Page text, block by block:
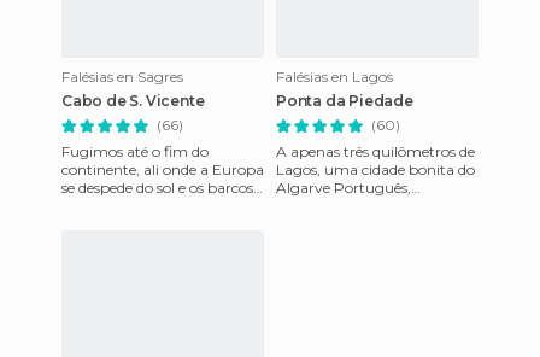
Falésias en Sagres
Cabo de S. Vicente
(66)
Fugimos até o fim do
continente, ali onde a Europa
se despede do sol e os barcos
Falésias en Lagos
Ponta da Piedade
(60)
A apenas três quilômetros de
Lagos, uma cidade bonita do
Algarve Português,